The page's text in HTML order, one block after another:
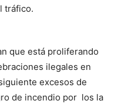
tráfico.
que está proliferando
ilegales en
excesos de
de incendio por los la